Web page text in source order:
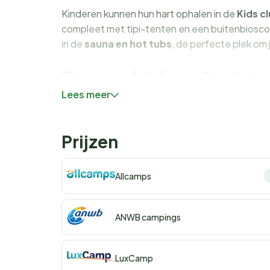
Kinderen kunnen hun hart ophalen in de Kids
compleet met tipi-tenten en een
in de sauna en hot tubs , de perfecte plek
traditionele Istrische gerechten in een van de
zijn er keukenfaciliteiten in elke tent, inclusief
met vers brood van de lokale bakker.
Kampeerplekken en
de natuur
De glampingaccommodaties bij Arena One 99
boeten op het gevoel van kamperen. Kies uit
Lees meer
Prijzen
Allcamps
ANWB campings
LuxCamp